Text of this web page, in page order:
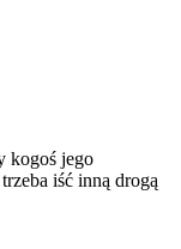
kogoś jego
iść inną drogą